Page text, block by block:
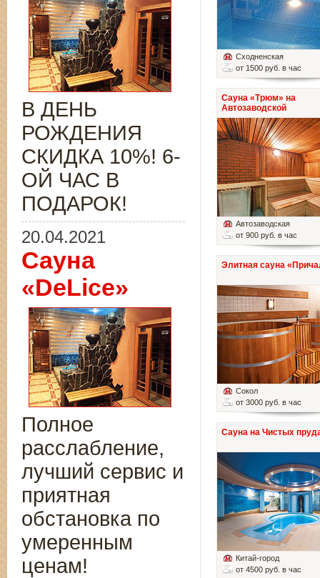
Сходненская
от 1500 руб. в час
Сауна «Трюм» на
Автозаводской
Автозаводская
от 900 руб. в час
Элитная сауна
Сокол
от 3000 руб. в час
Сауна на Чистых
Китай-город
от 4500 руб. в час
В ДЕНЬ
РОЖДЕНИЯ
СКИДКА 10%! 6-
ОЙ ЧАС В
ПОДАРОК!
20.04.2021
Сауна
«DeLice»
Полное
расслабление,
лучший сервис и
приятная
обстановка по
умеренным
ценам!